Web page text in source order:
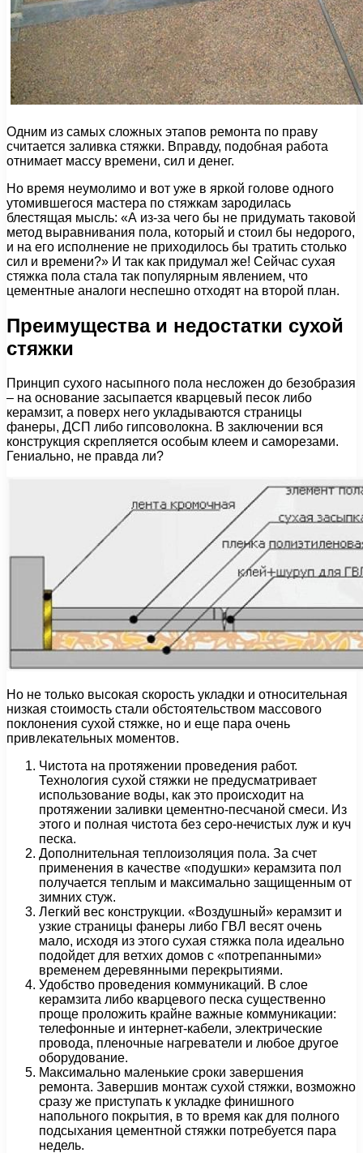
Одним из самых сложных этапов ремонта по праву
считается заливка стяжки. Вправду, подобная работа
отнимает массу времени, сил и денег.
Но время неумолимо и вот уже в яркой голове одного
утомившегося мастера по стяжкам зародилась
блестящая мысль: «А из-за чего бы не придумать таковой
метод выравнивания пола, который и стоил бы недорого,
и на его исполнение не приходилось бы тратить столько
сил и времени?» И так как придумал же! Сейчас сухая
стяжка пола стала так популярным явлением, что
цементные аналоги неспешно отходят на второй план.
Преимущества и недостатки сухой
стяжки
Принцип сухого насыпного пола несложен до безобразия
– на основание засыпается кварцевый песок либо
керамзит, а поверх него укладываются страницы
фанеры, ДСП либо гипсоволокна. В заключении вся
конструкция скрепляется особым клеем и саморезами.
Гениально, не правда ли?
Но не только высокая скорость укладки и относительная
низкая стоимость стали обстоятельством массового
поклонения сухой стяжке, но и еще пара очень
привлекательных моментов.
Чистота на протяжении проведения работ.
Технология сухой стяжки не предусматривает
использование воды, как это происходит на
протяжении заливки цементно-песчаной смеси. Из
этого и полная чистота без серо-нечистых луж и куч
песка.
Дополнительная теплоизоляция пола. За счет
применения в качестве «подушки» керамзита пол
получается теплым и максимально защищенным от
зимних стуж.
Легкий вес конструкции. «Воздушный» керамзит и
узкие страницы фанеры либо ГВЛ весят очень
мало, исходя из этого сухая стяжка пола идеально
подойдет для ветхих домов с «потрепанными»
временем деревянными перекрытиями.
Удобство проведения коммуникаций. В слое
керамзита либо кварцевого песка существенно
проще проложить крайне важные коммуникации:
телефонные и интернет-кабели, электрические
провода, пленочные нагреватели и любое другое
оборудование.
Максимально маленькие сроки завершения
ремонта. Завершив монтаж сухой стяжки, возможно
сразу же приступать к укладке финишного
напольного покрытия, в то время как для полного
подсыхания цементной стяжки потребуется пара
недель.